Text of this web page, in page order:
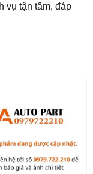
vụ tận tâm, đáp